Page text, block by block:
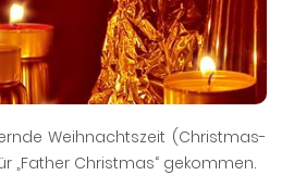
Weihnachtszeit (Christmas-
„Father Christmas“ gekommen.